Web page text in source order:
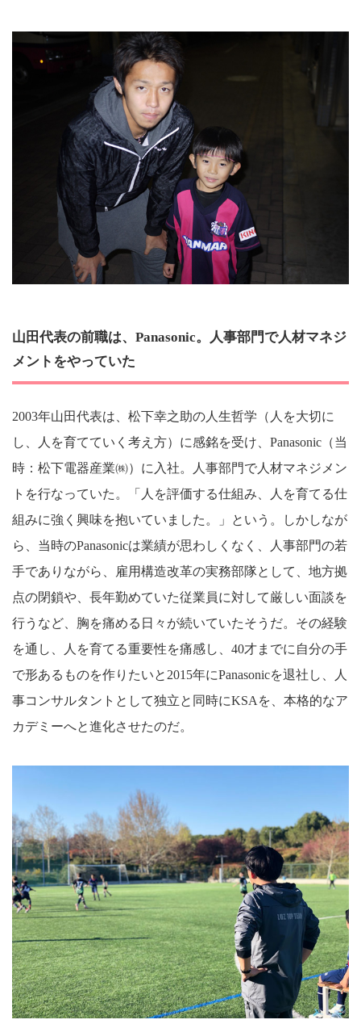
山田代表の前職は、Panasonic。人事部門で人材マネジ
メントをやっていた
2003年山田代表は、松下幸之助の人生哲学（人を大切に
し、人を育てていく考え方）に感銘を受け、Panasonic（当
時：松下電器産業㈱）に入社。人事部門で人材マネジメン
トを行なっていた。「人を評価する仕組み、人を育てる仕
組みに強く興味を抱いていました。」という。しかしなが
ら、当時のPanasonicは業績が思わしくなく、人事部門の若
手でありながら、雇用構造改革の実務部隊として、地方拠
点の閉鎖や、長年勤めていた従業員に対して厳しい面談を
行うなど、胸を痛める日々が続いていたそうだ。その経験
を通し、人を育てる重要性を痛感し、40才までに自分の手
で形あるものを作りたいと2015年にPanasonicを退社し、人
事コンサルタントとして独立と同時にKSAを、本格的なア
カデミーへと進化させたのだ。